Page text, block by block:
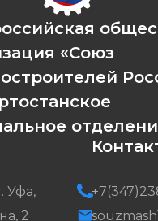
«Союз
Уфа,
2